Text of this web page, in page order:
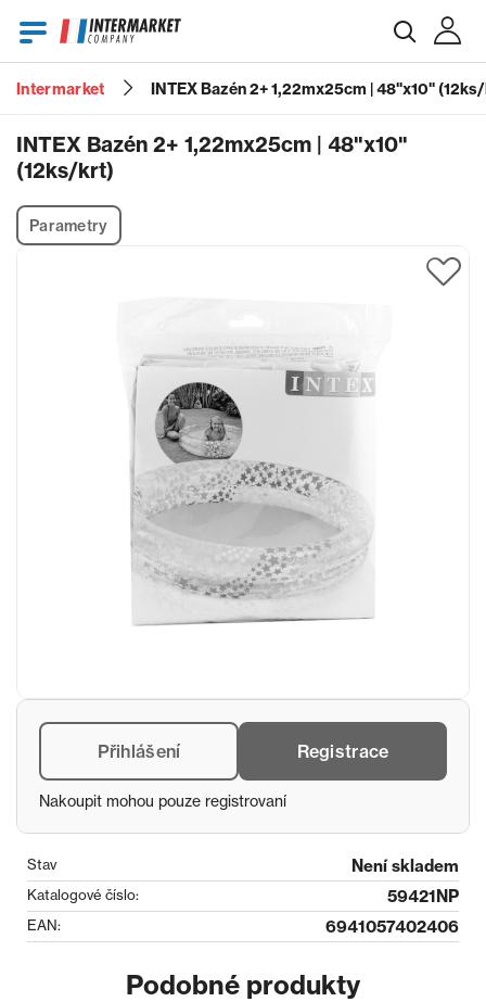
Heslo
Intermarket INTEX Bazén 2+ 1,22mx25cm | 48"x10"
INTEX Bazén 2+ 1,22mx25cm | 48"x10"
(12ks/krt)
Parametry
Přihlášení Registrace
Nakoupit mohou pouze registrovaní
Stav Není skladem
Katalogové číslo: 59421NP
EAN: 6941057402406
Podobné produkty